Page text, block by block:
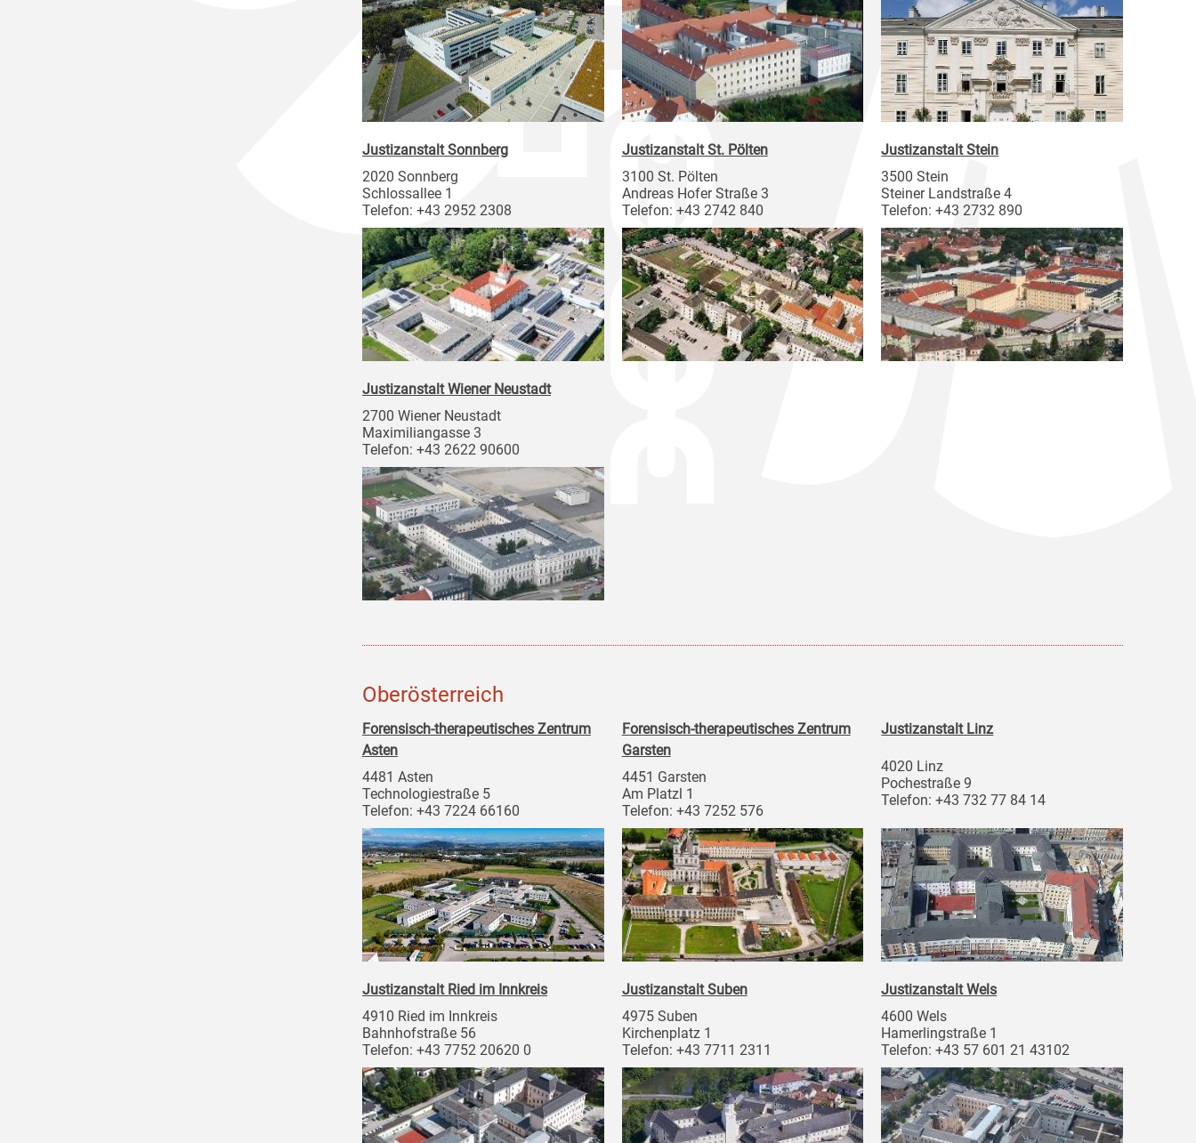
Justizanstalt Sonnberg
2020 Sonnberg
Schlossallee 1
Telefon: +43 2952 2308
Justizanstalt St. Pölten
3100 St. Pölten
Andreas Hofer Straße 3
Telefon: +43 2742 840
Justizanstalt Stein
3500 Stein
Steiner Landstraße 4
Telefon: +43 2732 890
Justizanstalt Wiener Neustadt
2700 Wiener Neustadt
Maximiliangasse 3
Telefon: +43 2622 90600
Oberösterreich
Forensisch-therapeutisches Zentrum
Asten
4481 Asten
Technologiestraße 5
Telefon: +43 7224 66160
Forensisch-therapeutisches Zentrum
Garsten
4451 Garsten
Am Platzl 1
Telefon: +43 7252 576
Justizanstalt Linz
4020 Linz
Pochestraße 9
Telefon: +43 732 77 84 14
Justizanstalt Ried im Innkreis
4910 Ried im Innkreis
Bahnhofstraße 56
Telefon: +43 7752 20620 0
Justizanstalt Suben
4975 Suben
Kirchenplatz 1
Telefon: +43 7711 2311
Justizanstalt Wels
4600 Wels
Hamerlingstraße 1
Telefon: +43 57 601 21 43102